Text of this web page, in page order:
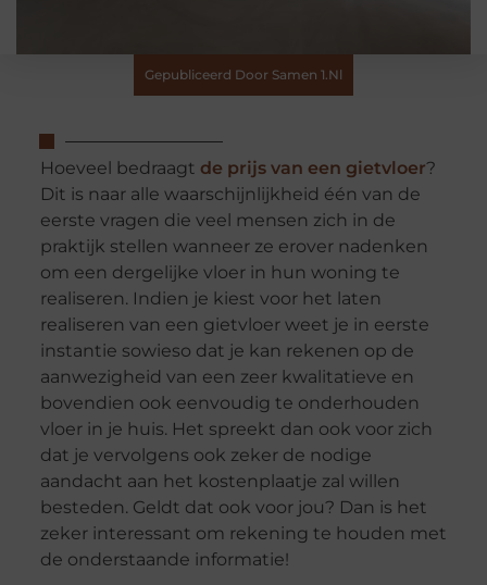
Gepubliceerd Door Samen 1.nl
Hoeveel bedraagt de prijs van een gietvloer?
Dit is naar alle waarschijnlijkheid één van de
eerste vragen die veel mensen zich in de
praktijk stellen wanneer ze erover nadenken
om een dergelijke vloer in hun woning te
realiseren. Indien je kiest voor het laten
realiseren van een gietvloer weet je in eerste
instantie sowieso dat je kan rekenen op de
aanwezigheid van een zeer kwalitatieve en
bovendien ook eenvoudig te onderhouden
vloer in je huis. Het spreekt dan ook voor zich
dat je vervolgens ook zeker de nodige
aandacht aan het kostenplaatje zal willen
besteden. Geldt dat ook voor jou? Dan is het
zeker interessant om rekening te houden met
de onderstaande informatie!